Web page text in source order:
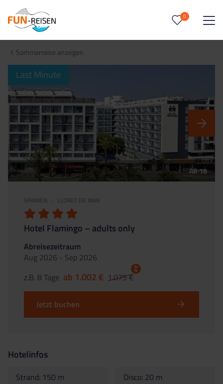
0
0Reise/n auf deiner Merkliste
Keine Reisen auf der Merkliste
Sommerreise anzeigen
Last Minute
AB 18
SPANIEN LLORET DE MAR
Hotel Flamingo – adults only
Abreisezeitraum
Aug 2026 - Sep 2026
z.B. 8 Tage ab 1.002 € 1.075 €
%
Jetzt buchen
Hotelinfos
Strand: 150 m Disco: 20 m